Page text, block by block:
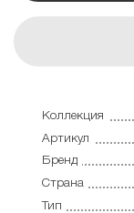
Коллекция
Артикул
Бренд
Страна
Тип